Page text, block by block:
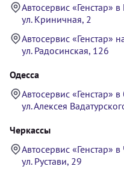
Автосервис «Генстар»
ул. Криничная, 2
Автосервис «Генстар»
ул. Радосинская, 126
Одесса
Автосервис «Генстар»
ул. Алексея
Черкассы
Автосервис «Генстар»
ул. Рустави, 29